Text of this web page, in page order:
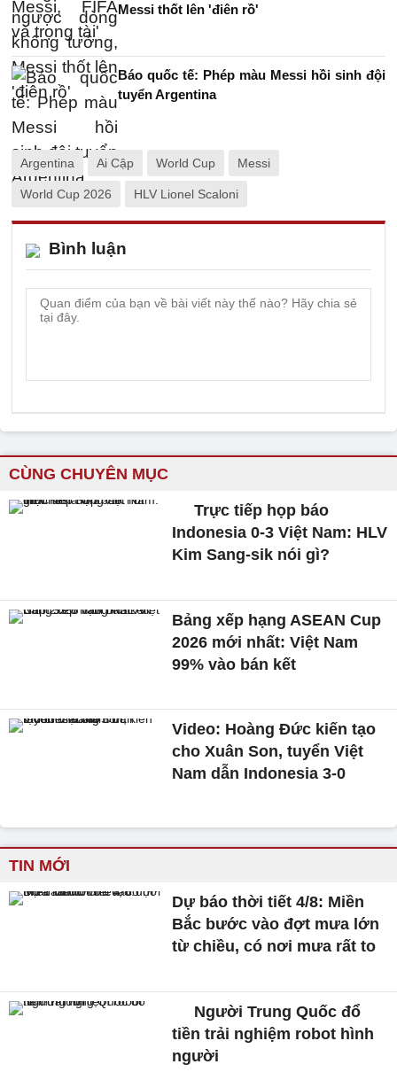
Messi thốt lên 'điên rồ'
Báo quốc tế: Phép màu Messi hồi sinh đội
tuyển Argentina
Argentina Ai Cập World Cup Messi
World Cup 2026 HLV Lionel Scaloni
Bình luận
CÙNG CHUYÊN MỤC
Trực tiếp họp báo
Indonesia 0-3 Việt Nam: HLV
Kim Sang-sik nói gì?
Bảng xếp hạng ASEAN Cup
2026 mới nhất: Việt Nam
99% vào bán kết
Video: Hoàng Đức kiến tạo
cho Xuân Son, tuyển Việt
Nam dẫn Indonesia 3-0
TIN MỚI
Dự báo thời tiết 4/8: Miền
Bắc bước vào đợt mưa lớn
từ chiều, có nơi mưa rất to
Người Trung Quốc đổ
tiền trải nghiệm robot hình
người